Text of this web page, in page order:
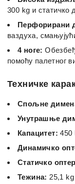
300 kg и статичко
Перфорирани
ваздуха,
4 ноге:
помоћу палетног
Техничке
Спољне
Унутрашње
Капацитет: 450
Динамичко
Статичко
Тежина: 25,1 kg